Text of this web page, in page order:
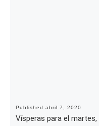
Published abril 7, 2020
Vísperas para el martes,